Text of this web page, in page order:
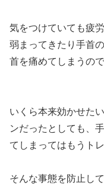
気をつけていても疲
弱まってきたり手首
首を痛めてしまうので
いくら本来効かせた
ンだったとしても、
てしまってはもうト
そんな事態を防止し